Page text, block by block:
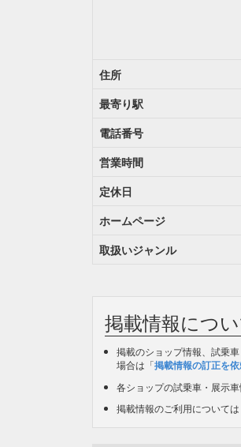
住所
最寄り駅
電話番号
営業時間
定休日
ホームページ
取扱いジャンル
掲載情報につ
掲載のショップ情報、試乗
場合は「掲載情報の訂正を
各ショップの試乗車・展示
掲載情報のご利用については